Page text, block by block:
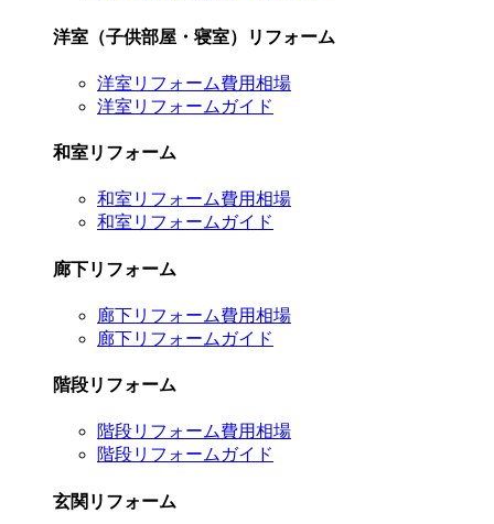
洋室（子供部屋・寝室）リフォーム
洋室リフォーム費用相場
洋室リフォームガイド
和室リフォーム
和室リフォーム費用相場
和室リフォームガイド
廊下リフォーム
廊下リフォーム費用相場
廊下リフォームガイド
階段リフォーム
階段リフォーム費用相場
階段リフォームガイド
玄関リフォーム